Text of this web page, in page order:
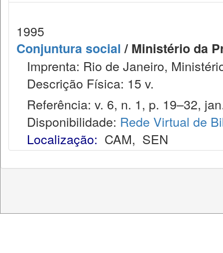
1995
Conjuntura social/ Ministério da
Imprenta: Rio de Janeiro,
Descrição Física: 15 v.
Referência: v. 6, n. 1, p. 19–32,
Disponibilidade: Rede Virtual de
Localização: CAM, SEN